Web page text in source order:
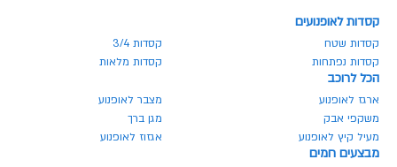
קסדות לאופנועים
קסדות שטח
קסדות 3/4
קסדות נפתחות
קסדות מלאות
הכל לרוכב
ארגז לאופנוע
מצבר לאופנוע
משקפי אבק
מגן ברך
מעיל קיץ לאופנוע
אגזוז לאופנוע
מבצעים חמים